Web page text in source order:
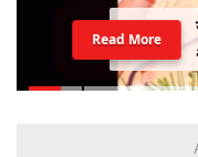
Read More